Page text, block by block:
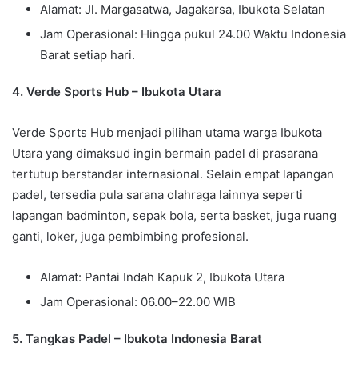
Alamat: Jl. Margasatwa, Jagakarsa, Ibukota Selatan
Jam Operasional: Hingga pukul 24.00 Waktu Indonesia
Barat setiap hari.
4. Verde Sports Hub – Ibukota Utara
Verde Sports Hub menjadi pilihan utama warga Ibukota
Utara yang dimaksud ingin bermain padel di prasarana
tertutup berstandar internasional. Selain empat lapangan
padel, tersedia pula sarana olahraga lainnya seperti
lapangan badminton, sepak bola, serta basket, juga ruang
ganti, loker, juga pembimbing profesional.
Alamat: Pantai Indah Kapuk 2, Ibukota Utara
Jam Operasional: 06.00–22.00 WIB
5. Tangkas Padel – Ibukota Indonesia Barat